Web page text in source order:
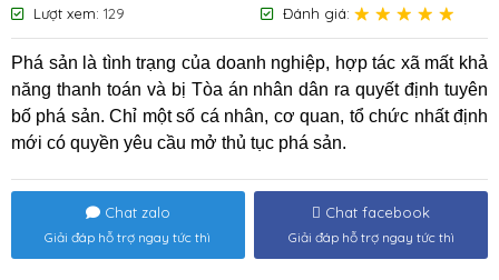
Lượt xem: 129 Đánh giá:
Phá sản là tình trạng của doanh nghiệp, hợp tác xã mất khả
năng thanh toán và bị Tòa án nhân dân ra quyết định tuyên
bố phá sản. Chỉ một số cá nhân, cơ quan, tổ chức nhất định
mới có quyền yêu cầu mở thủ tục phá sản.
Chat zalo
Giải đáp hỗ trợ ngay tức thì
Chat facebook
Giải đáp hỗ trợ ngay tức thì